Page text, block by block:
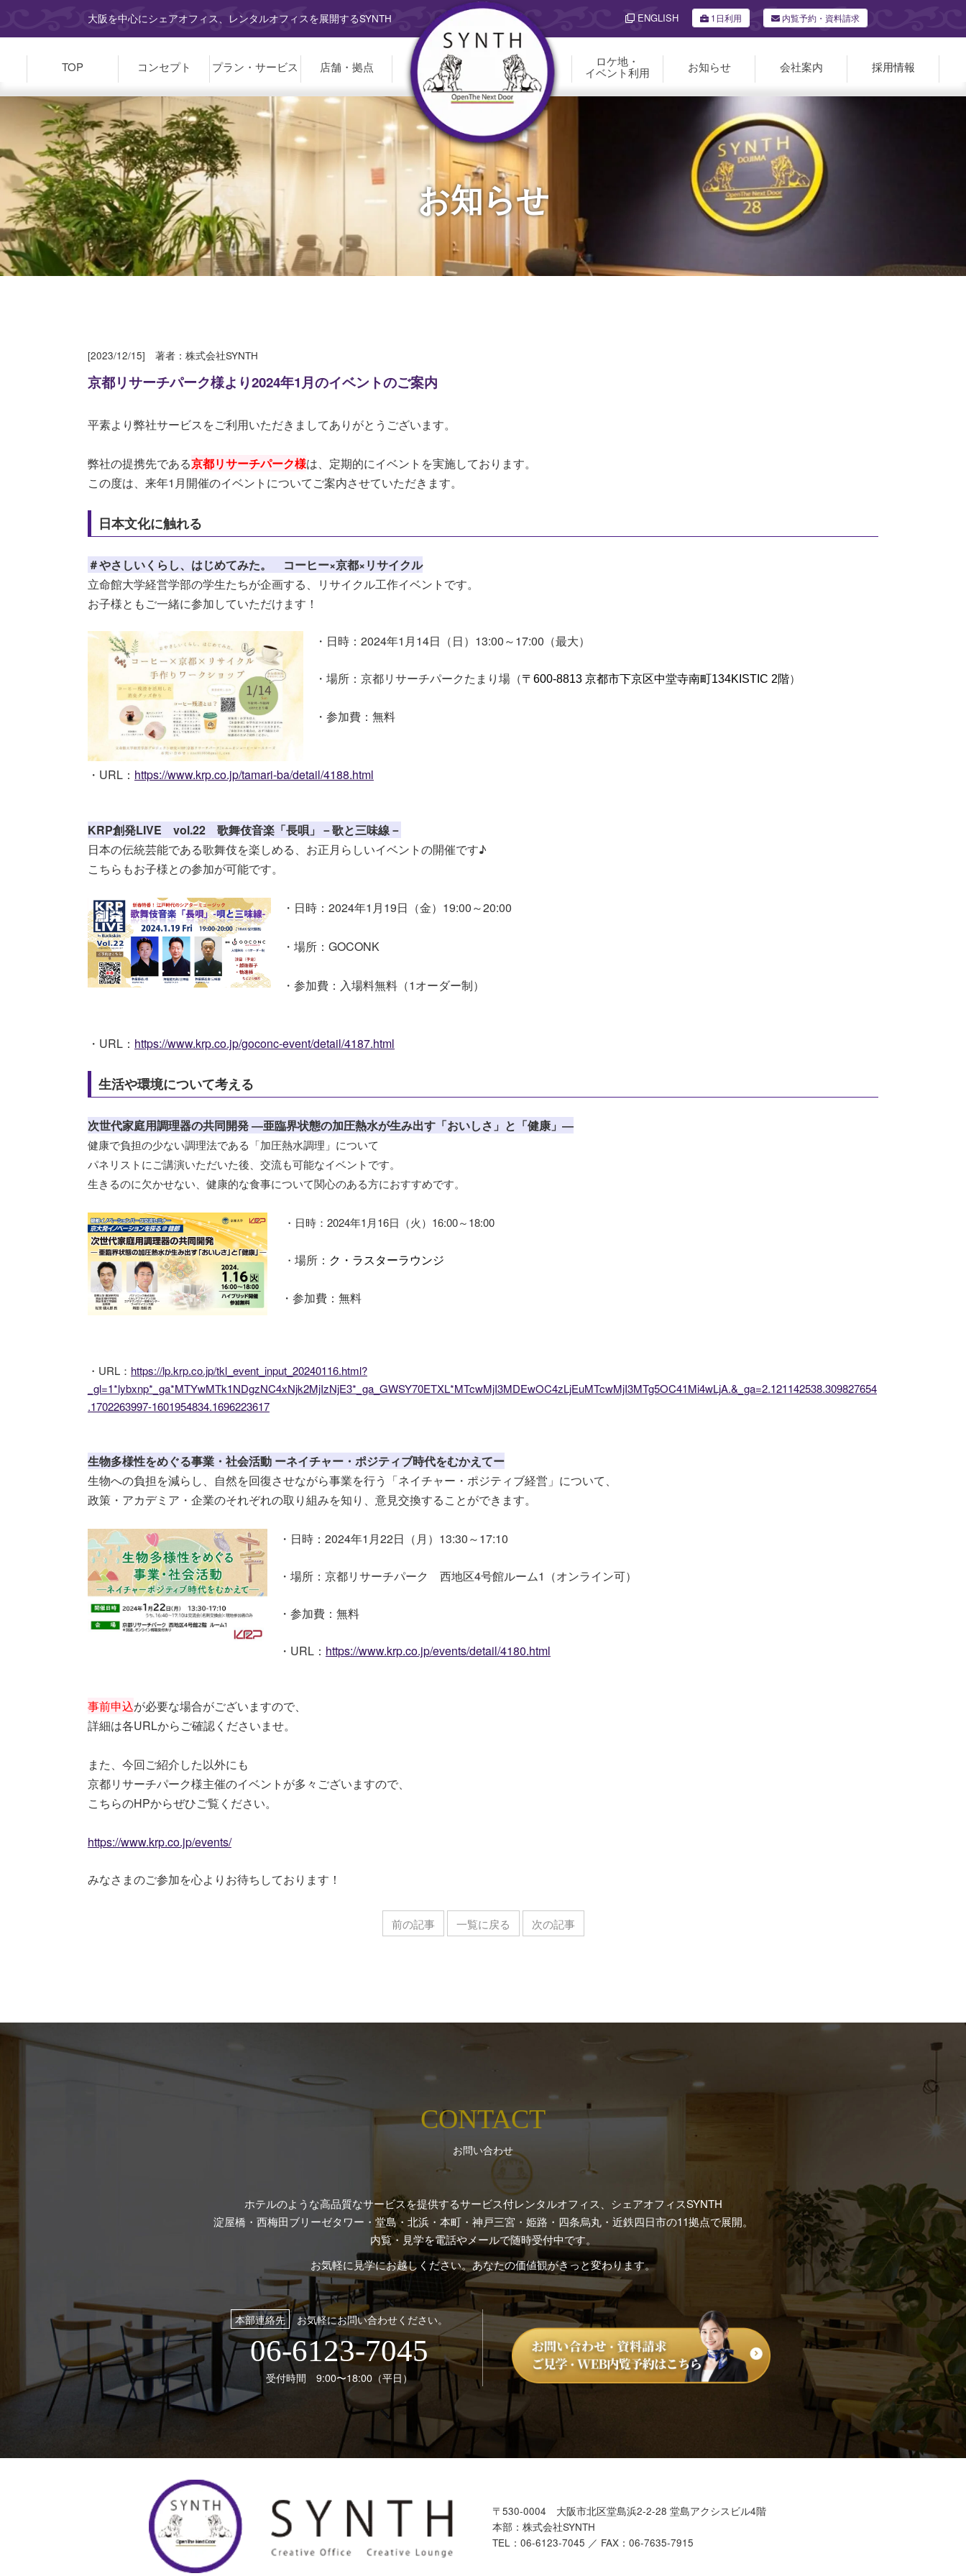
大阪を中心にシェアオフィス、レンタルオフィスを展開するSYNTH ENGLISH 1日利用 内覧予約・資料請求
TOP コンセプト プラン・ サービス 店舗・拠点 ロケ地・
イベント利用 お知らせ 会社案内 採用情報
お知らせ
[2023/12/15] 著者：株式会社SYNTH
京都リサーチパーク様より2024年1月のイベントのご案内
平素より弊社サービスをご利用いただきましてありがとうございます。
弊社の提携先である京都リサーチパーク様は、定期的にイベントを実施しております。
この度は、来年1月開催のイベントについてご案内させていただきます。
日本文化に触れる
＃やさしいくらし、はじめてみた。 コーヒー×京都×リサイクル
立命館大学経営学部の学生たちが企画する、リサイクル工作イベントです。
お子様ともご一緒に参加していただけます！
・日時：2024年1月14日（日）13:00～17:00（最大）
・場所：京都リサーチパークたまり場（〒600-8813 京都市下京区中堂寺南町134KISTIC 2階）
・参加費：無料
・URL： https://www.krp.co.jp/tamari-ba/detail/4188.html
KRP創発LIVE vol.22 歌舞伎音楽「長唄」－歌と三味線－
日本の伝統芸能である歌舞伎を楽しめる、お正月らしいイベントの開催です♪
こちらもお子様との参加が可能です。
・日時：2024年1月19日（金）19:00～20:00
・場所：GOCONK
・参加費：入場料無料（1オーダー制）
・URL： https://www.krp.co.jp/goconc-event/detail/4187.html
生活や環境について考える
次世代家庭用調理器の共同開発 ―亜臨界状態の加圧熱水が生み出す「おいしさ」と「健康」―
健康で負担の少ない調理法である「加圧熱水調理」について
パネリストにご講演いただいた後、交流も可能なイベントです。
生きるのに欠かせない、健康的な食事について関心のある方におすすめです。
・日時：2024年1月16日（火）16:00～18:00
・ 場所： ク・ラスターラウンジ
・参加費：無料
・URL： https://lp.krp.co.jp/tkl_event_input_20240116.html?
_gl=1*lybxnp*_ga*MTYwMTk1NDgzNC4xNjk2MjIzNjE3*_ga_GWSY70ETXL*MTcwMjI3MDEwOC4zLjEuMTcwMjI3MTg5OC41Mi4wLjA.&_ga=2.121142538.309827654
.1702263997-1601954834.1696223617
生物多様性をめぐる事業・社会活動 ーネイチャー・ポジティブ時代をむかえてー
生物への負担を減らし、自然を回復させながら事業を行う「ネイチャー・ポジティブ経営」について、
政策・アカデミア・企業のそれぞれの取り組みを知り、意見交換することができます。
・日時：2024年1月22日（月）13:30～17:10
・場所：京都リサーチパーク 西地区4号館ルーム1（オンライン可）
・参加費：無料
・URL： https://www.krp.co.jp/events/detail/4180.html
事前申込が必要な場合がございますので、
詳細は各URLからご確認くださいませ。
また、今回ご紹介した以外にも
京都リサーチパーク様主催のイベントが多々ございますので、
こちらのHPからぜひご覧ください。
https://www.krp.co.jp/events/
みなさまのご参加を心よりお待ちしております！
前の記事 一覧に戻る 次の記事
CONTACT
お問い合わせ
ホテルのような高品質なサービスを提供するサービス付レンタルオフィス、シェアオフィスSYNTH
淀屋橋・西梅田ブリーゼタワー・堂島・北浜・本町・神戸三宮・姫路・四条烏丸・近鉄四日市の11拠点で展開。
内覧・見学を電話やメールで随時受付中です。
お気軽に見学にお越しください。あなたの価値観がきっと変わります。
本部連絡先 お気軽にお問い合わせください。
06-6123-7045
受付時間 9:00〜18:00（平日）
〒530-0004 大阪市北区堂島浜2-2-28 堂島アクシスビル4階
本部：株式会社SYNTH
TEL： 06-6123-7045 ／ FAX：06-7635-7915